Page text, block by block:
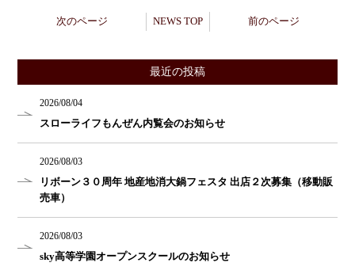
次のページ NEWS TOP 前のページ
最近の投稿
2026/08/04
スローライフもんぜん内覧会のお知らせ
2026/08/03
リボーン３０周年 地産地消大鍋フェスタ 出店２次募集（移動販
売車）
2026/08/03
sky高等学園オープンスクールのお知らせ